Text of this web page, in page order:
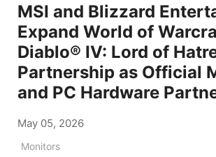
MSI and Blizzard
Expand World of
Diablo® IV: Lord of
Partnership as Official
and PC Hardware
May 05, 2026
Monitors